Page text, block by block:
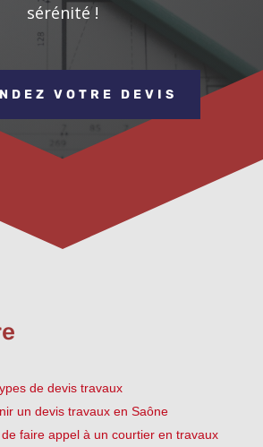
sérénité !
VOTRE DEVIS
de devis travaux
un devis travaux en Saône
faire appel à un courtier en travaux